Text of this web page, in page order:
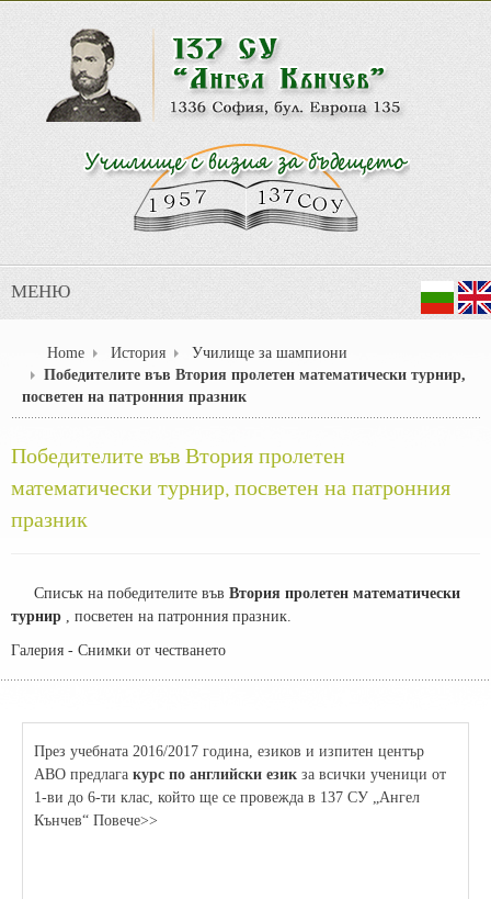
МЕНЮ
Home История
Училище за шампиони
Победителите във Втория пролетен математически турнир,
посветен на патронния празник
Победителите във Втория пролетен
математически турнир, посветен на патронния
празник
Списък на победителите във Втория пролетен математически
турнир , посветен на патронния празник.
Галерия - Снимки от честването
През учебната 2016/2017 година, езиков и изпитен център
АВО предлага курс по английски език за всички ученици от
1-ви до 6-ти клас, който ще се провежда в 137 СУ „Ангел
Кънчев“ Повече>>